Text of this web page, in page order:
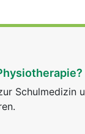
Schulmedizin